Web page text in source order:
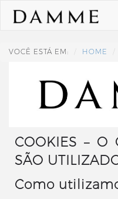
VOCÊ ESTÁ EM: HOME
COOKIES – O
SÃO
Como